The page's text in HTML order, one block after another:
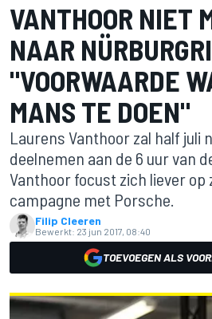
VANTHOOR NIET
NAAR
"VOORWAARDE
MANS TE DOEN"
Laurens Vanthoor zal half juli
deelnemen aan de 6 uur van
Vanthoor focust zich liever op
campagne met Porsche.
Filip Cleeren
Bewerkt: 23 jun 2017, 08:40
TOEVOEGEN ALS